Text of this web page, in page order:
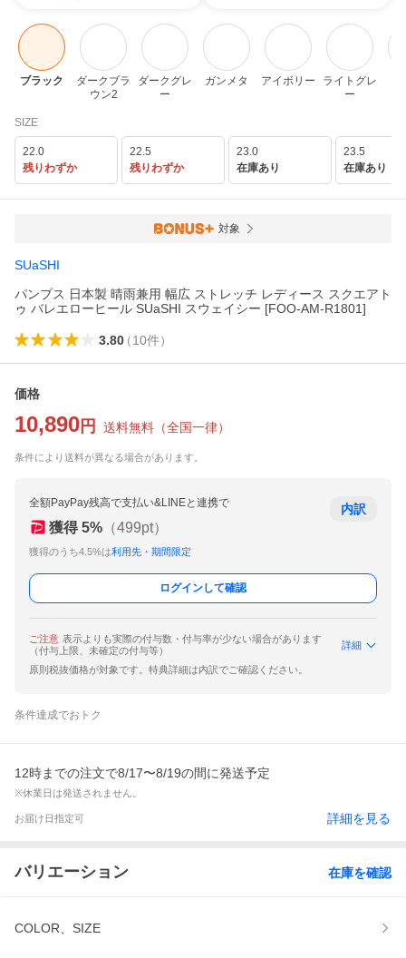
ブラック
ダークブラ
ウン2
ダークグレ
ー
ガンメタ アイボリー
ライトグレ
ー
SIZE
22.0
残りわずか
22.5
残りわずか
23.0
在庫あり
23.5
在庫あり
対象
SUaSHI
パンプス 日本製 晴雨兼用 幅広 ストレッチ レディース スクエアト
ゥ バレエローヒール SUaSHI スウェイシー [FOO-AM-R1801]
3.80（10件）
価格
10,890 円 送料無料 （全国一律）
条件により送料が異なる場合があります。
全額PayPay残高で支払い&LINEと連携で
獲得 5% （499pt）
獲得のうち4.5%は利用先・期間限定
内訳
ログインして確認
ご注意 表示よりも実際の付与数・付与率が少ない場合があります
（付与上限、未確定の付与等）
詳細
原則税抜価格が対象です。特典詳細は内訳でご確認ください。
条件達成でおトク
12時までの注文で8/17〜8/19の間に発送予定
※休業日は発送されません。
お届け日指定可 詳細を見る
バリエーション 在庫を確認
COLOR、SIZE